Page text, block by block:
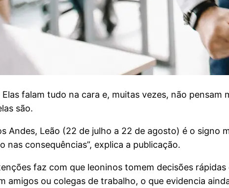
falam tudo na cara e, muitas vezes, não pensam
são.
Andes, Leão (22 de julho a 22 de agosto) é o signo
nas consequências”, explica a publicação.
faz com que leoninos tomem decisões
ou colegas de trabalho, o que evidencia